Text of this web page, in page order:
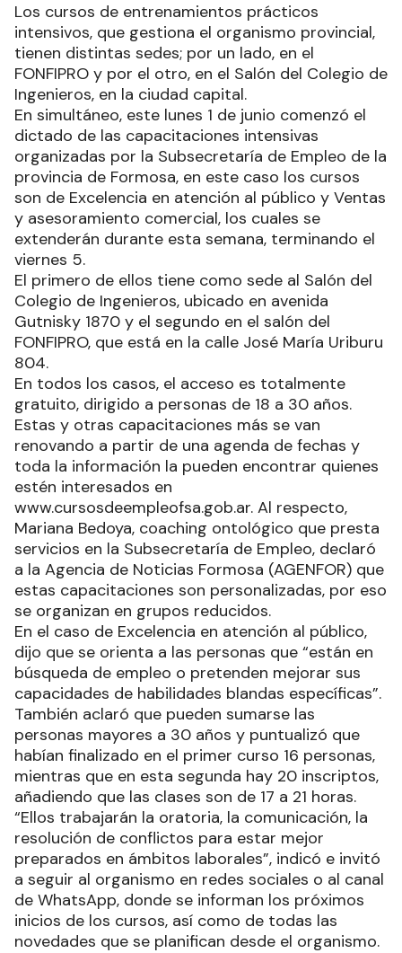
Los cursos de entrenamientos prácticos
intensivos, que gestiona el organismo provincial,
tienen distintas sedes; por un lado, en el
FONFIPRO y por el otro, en el Salón del Colegio de
Ingenieros, en la ciudad capital.
En simultáneo, este lunes 1 de junio comenzó el
dictado de las capacitaciones intensivas
organizadas por la Subsecretaría de Empleo de la
provincia de Formosa, en este caso los cursos
son de Excelencia en atención al público y Ventas
y asesoramiento comercial, los cuales se
extenderán durante esta semana, terminando el
viernes 5.
El primero de ellos tiene como sede al Salón del
Colegio de Ingenieros, ubicado en avenida
Gutnisky 1870 y el segundo en el salón del
FONFIPRO, que está en la calle José María Uriburu
804.
En todos los casos, el acceso es totalmente
gratuito, dirigido a personas de 18 a 30 años.
Estas y otras capacitaciones más se van
renovando a partir de una agenda de fechas y
toda la información la pueden encontrar quienes
estén interesados en
www.cursosdeempleofsa.gob.ar. Al respecto,
Mariana Bedoya, coaching ontológico que presta
servicios en la Subsecretaría de Empleo, declaró
a la Agencia de Noticias Formosa (AGENFOR) que
estas capacitaciones son personalizadas, por eso
se organizan en grupos reducidos.
En el caso de Excelencia en atención al público,
dijo que se orienta a las personas que “están en
búsqueda de empleo o pretenden mejorar sus
capacidades de habilidades blandas específicas”.
También aclaró que pueden sumarse las
personas mayores a 30 años y puntualizó que
habían finalizado en el primer curso 16 personas,
mientras que en esta segunda hay 20 inscriptos,
añadiendo que las clases son de 17 a 21 horas.
“Ellos trabajarán la oratoria, la comunicación, la
resolución de conflictos para estar mejor
preparados en ámbitos laborales”, indicó e invitó
a seguir al organismo en redes sociales o al canal
de WhatsApp, donde se informan los próximos
inicios de los cursos, así como de todas las
novedades que se planifican desde el organismo.